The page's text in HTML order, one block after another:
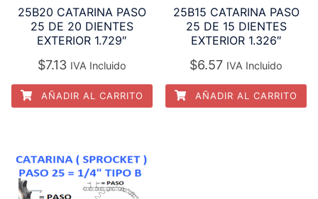
25B20 CATARINA PASO
25 DE 20 DIENTES
EXTERIOR 1.729″
$7.13 IVA Incluido
AÑADIR AL CARRITO
25B15 CATARINA PASO
25 DE 15 DIENTES
EXTERIOR 1.326″
$6.57 IVA Incluido
AÑADIR AL CARRITO